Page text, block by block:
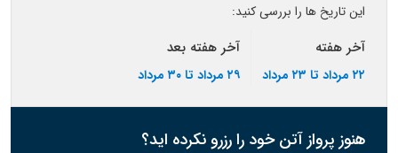
این تاریخ ها را بررسی کنید:
آخر هفته
۲۲ مرداد تا ۲۳ مرداد
آخر هفته بعد
۲۹ مرداد تا ۳۰ مرداد
هنوز پرواز آتن خود را رزرو نکرده اید؟